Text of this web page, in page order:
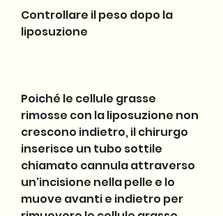
Controllare il peso dopo la
liposuzione
Poiché le cellule grasse
rimosse con la liposuzione non
crescono indietro, il chirurgo
inserisce un tubo sottile
chiamato cannula attraverso
un'incisione nella pelle e lo
muove avanti e indietro per